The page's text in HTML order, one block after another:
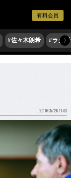
有料会員
#佐々木朗希 #ラグ〉
2019/05/26 11:00